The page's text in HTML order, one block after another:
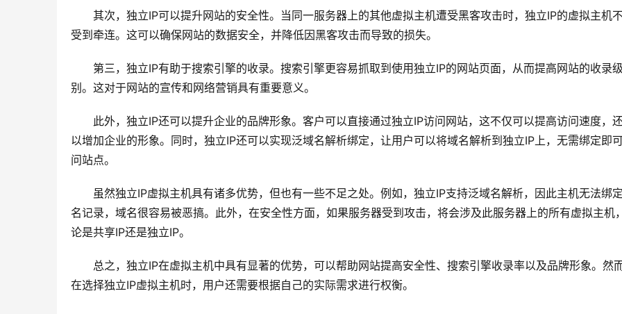
其次，独立IP可以提升网站的安全性。当同一服务器上的其他虚拟主机遭受黑客攻击时，独立IP的虚拟主机
受到牵连。这可以确保网站的数据安全，并降低因黑客攻击而导致的损失。
第三，独立IP有助于搜索引擎的收录。搜索引擎更容易抓取到使用独立IP的网站页面，从而提高网站的收录级
别。这对于网站的宣传和网络营销具有重要意义。
此外，独立IP还可以提升企业的品牌形象。客户可以直接通过独立IP访问网站，这不仅可以提高访问速度，
以增加企业的形象。同时，独立IP还可以实现泛域名解析绑定，让用户可以将域名解析到独立IP上，无需绑定即
问站点。
虽然独立IP虚拟主机具有诸多优势，但也有一些不足之处。例如，独立IP支持泛域名解析，因此主机无法绑
名记录，域名很容易被恶搞。此外，在安全性方面，如果服务器受到攻击，将会涉及此服务器上的所有虚拟主机
论是共享IP还是独立IP。
总之，独立IP在虚拟主机中具有显著的优势，可以帮助网站提高安全性、搜索引擎收录率以及品牌形象。然而
在选择独立IP虚拟主机时，用户还需要根据自己的实际需求进行权衡。